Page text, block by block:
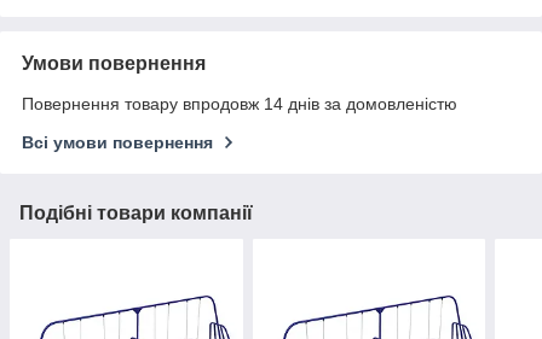
Умови повернення
Повернення товару впродовж 14 днів за домовленістю
Всі умови повернення
Подібні товари компанії